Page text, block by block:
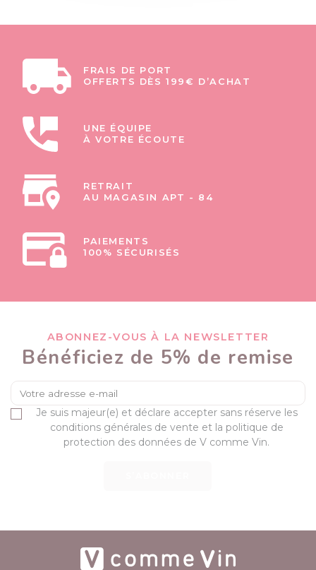
FRAIS DE PORT
OFFERTS DÈS 199€ D’ACHAT
UNE ÉQUIPE
À VOTRE ÉCOUTE
RETRAIT
AU MAGASIN APT - 84
PAIEMENTS
100% SÉCURISÉS
ABONNEZ-VOUS À LA NEWSLETTER
Bénéficiez de 5% de remise
Je suis majeur(e) et déclare accepter sans réserve les
conditions générales de vente et la politique de
protection des données de V comme Vin.